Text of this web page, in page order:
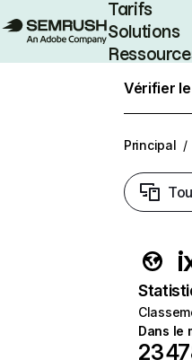
Tarifs
Solutions
Vérifier
Principal /
Dans le
23